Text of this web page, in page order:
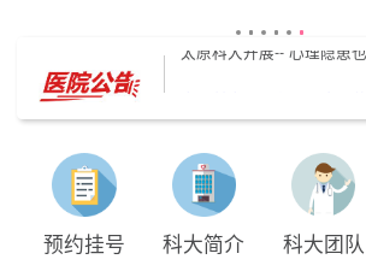
预约挂号 科大简介 科大团队